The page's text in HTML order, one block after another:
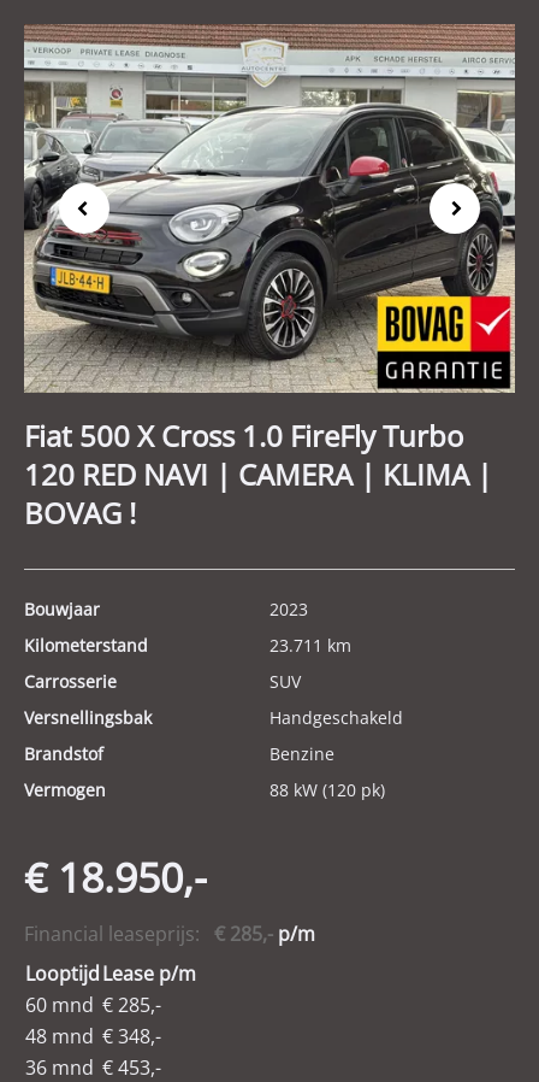
Previous Next
Fiat 500 X Cross 1.0 FireFly Turbo
120 RED NAVI | CAMERA | KLIMA |
BOVAG !
Bouwjaar
2023
Kilometerstand
23.711 km
Carrosserie
SUV
Versnellingsbak
Handgeschakeld
Brandstof
Benzine
Vermogen
88 kW (120 pk)
€ 18.950,-
Financial leaseprijs: € 285,- p/m
LooptijdLease p/m
60 mnd € 285,-
48 mnd € 348,-
36 mnd € 453,-